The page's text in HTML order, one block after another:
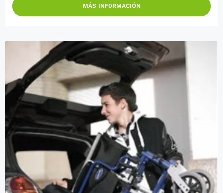
MÁS INFORMACIÓN